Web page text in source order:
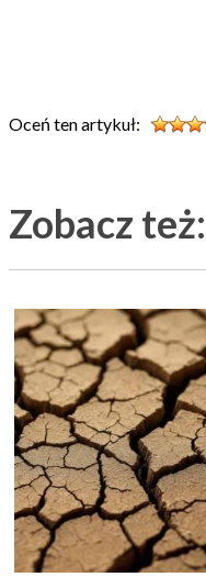
Oceń ten artykuł:
Zobacz też: